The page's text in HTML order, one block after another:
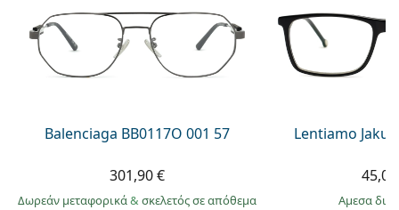
Balenciaga BB0117O 001 57
301,90 €
Δωρεάν μεταφορικά& σκελετός σε απόθεμα
Lentiamo
άμεσα